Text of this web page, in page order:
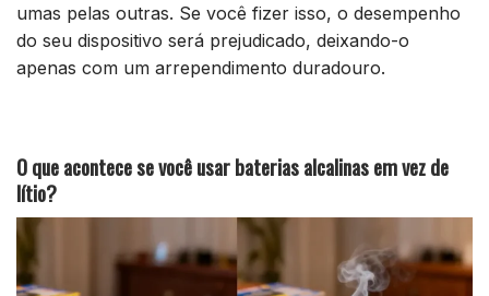
umas pelas outras. Se você fizer isso, o desempenho
do seu dispositivo será prejudicado, deixando-o
apenas com um arrependimento duradouro.
O que acontece se você usar baterias alcalinas em vez de
lítio?